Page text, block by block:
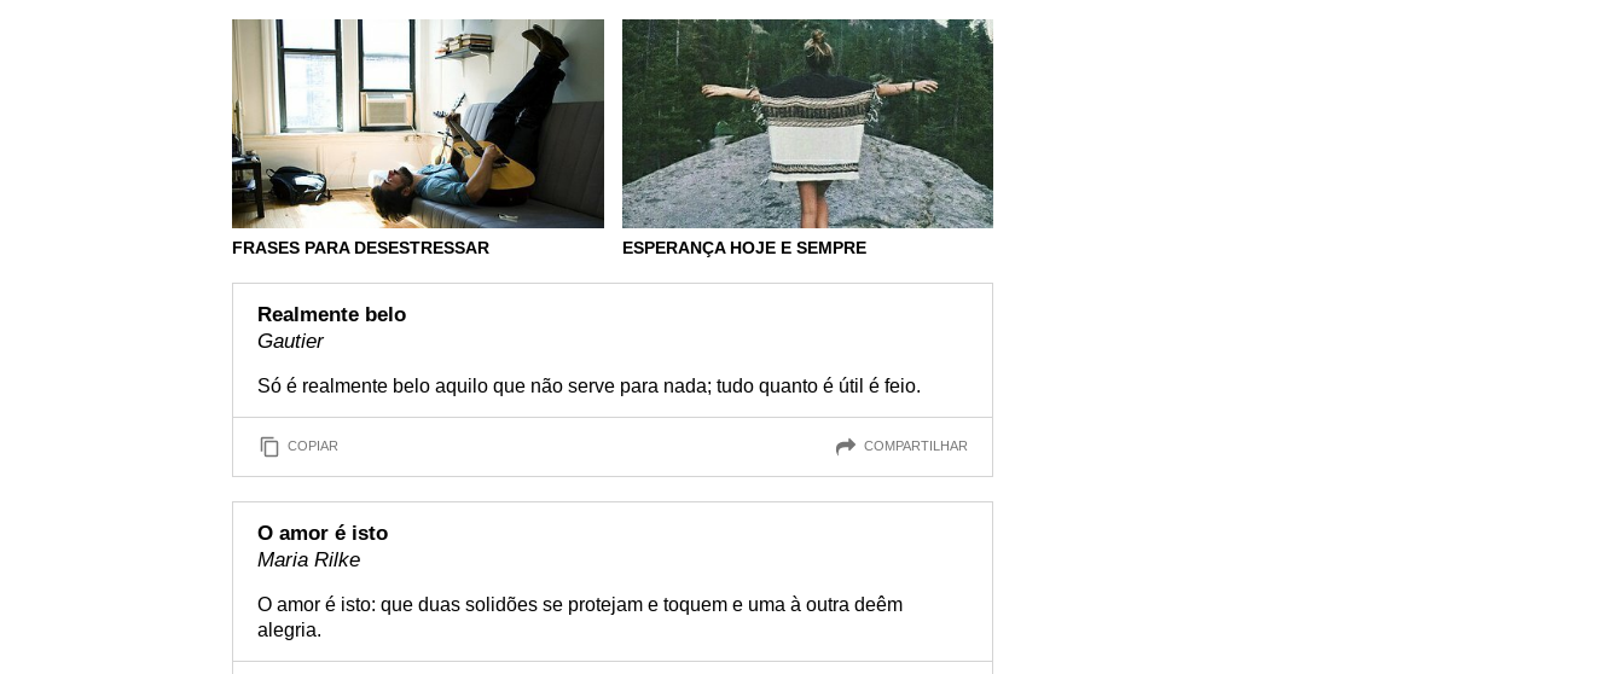
FRASES PARA DESESTRESSAR ESPERANÇA HOJE E SEMPRE
Realmente belo
Gautier
Só é realmente belo aquilo que não serve para nada; tudo quanto é útil é feio.
COPIAR COMPARTILHAR
O amor é isto
Maria Rilke
O amor é isto: que duas solidões se protejam e toquem e uma à outra deêm
alegria.